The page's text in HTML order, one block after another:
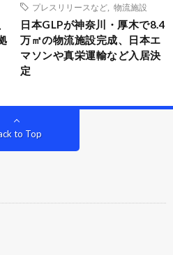
プレスリリースなど
物流施設
日本GLPが神奈川・厚木で8.4
万㎡の物流施設完成、日本エ
マソンや真栄運輸など入居決
定
to Top